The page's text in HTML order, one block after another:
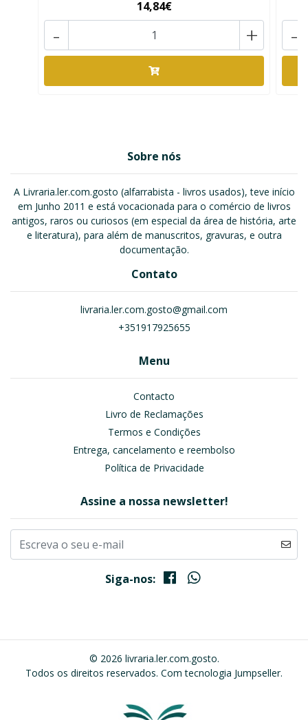
14,84€
+
- -
Sobre nós
A Livraria.ler.com.gosto (alfarrabista - livros usados), teve início
em Junho 2011 e está vocacionada para o comércio de livros
antigos, raros ou curiosos (em especial da área de história, arte
e literatura), para além de manuscritos, gravuras, e outra
documentação.
Contato
livraria.ler.com.gosto@gmail.com
+351917925655
Menu
Contacto
Livro de Reclamações
Termos e Condições
Entrega, cancelamento e reembolso
Política de Privacidade
Assine a nossa newsletter!
Siga-nos:
© 2026 livraria.ler.com.gosto.
Todos os direitos reservados. Com tecnologia Jumpseller.